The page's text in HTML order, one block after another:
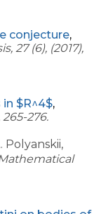
conjecture,
27 (6), (2017),
$R^4$,
276.
Polyanskii,